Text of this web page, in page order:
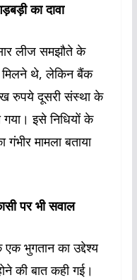
का दावा
लीज समझौते के
मिलने थे, लेकिन बैंक
रुपये दूसरी संस्था के
इसे निधियों के
गंभीर मामला बताया
पर भी सवाल
भुगतान का उद्देश्य
की बात कही गई।